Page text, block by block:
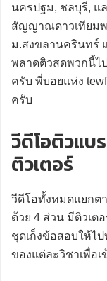
นครปฐม, ชลบุรี, แ
สัญญาณดาวเทียม
ม.สงขลานครินทร์
พลาดติวสดพวกนี้ไ
ครับ พี่บอยแห่ง
ครับ
วีดีโอติวแบ
ติวเตอร์
วีดีโอทั้งหมดแยกต
ด้วย 4 ส่วน มีติวเต
ชุดเก็งข้อสอบให้ไ
ของแต่ละวิชาเพื่อเ